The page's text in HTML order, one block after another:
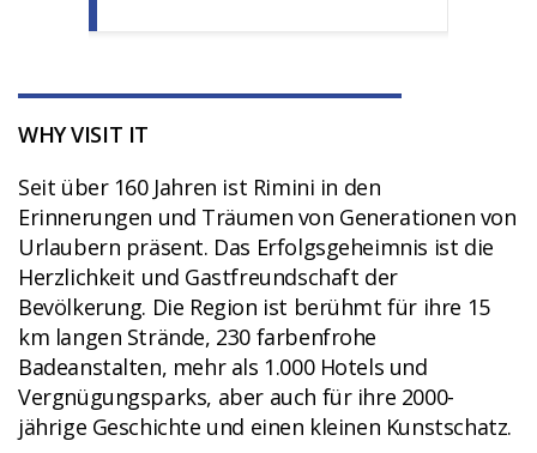
WHY VISIT IT
Seit über 160 Jahren ist Rimini in den
Erinnerungen und Träumen von Generationen von
Urlaubern präsent. Das Erfolgsgeheimnis ist die
Herzlichkeit und Gastfreundschaft der
Bevölkerung. Die Region ist berühmt für ihre 15
km langen Strände, 230 farbenfrohe
Badeanstalten, mehr als 1.000 Hotels und
Vergnügungsparks, aber auch für ihre 2000-
jährige Geschichte und einen kleinen Kunstschatz.